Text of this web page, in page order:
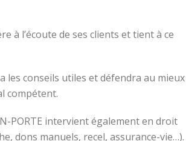
à l’écoute de ses clients et tient à ce
les conseils utiles et défendra au mieux
compétent.
PORTE intervient également en droit
dons manuels, recel, assurance-vie…).